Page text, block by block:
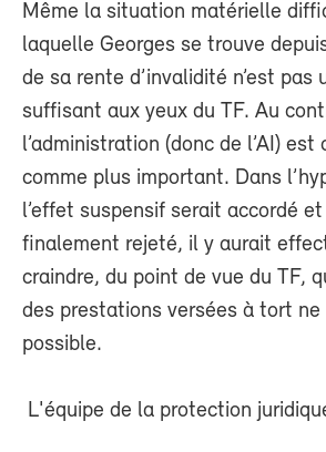
Même la situation matérielle
laquelle Georges se trouve
de sa rente d’invalidité n’est pas
suffisant aux yeux du TF. Au
l’administration (donc de l’AI) est
comme plus important. Dans
l’effet suspensif serait accordé
finalement rejeté, il y aurait
craindre, du point de vue du TF,
des prestations versées à tort ne
possible.
L'équipe de la protection